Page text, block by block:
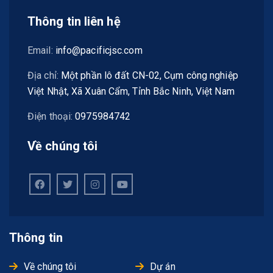
Thông tin liên hệ
Email: info@pacificjsc.com
Địa chỉ: Một phần lô đất CN-02, Cụm công nghiệp
Việt Nhật, Xã Xuân Cẩm, Tỉnh Bắc Ninh, Việt Nam
Điện thoại:0975984742
Về chúng tôi
Thông tin
Về chúng tôi Dự án